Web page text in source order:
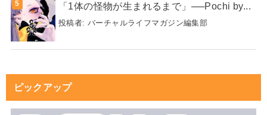
「1体の怪物が生まれるまで」──Pochi by...
投稿者: バーチャルライフマガジン編集部
ピックアップ